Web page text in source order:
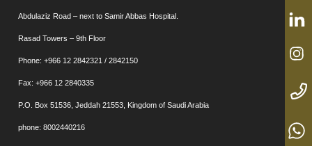
Abdulaziz Road – next to Samir Abbas Hospital.
Rasad Towers – 9th Floor
Phone: +966 12 2842321 / 2842150
Fax: +966 12 2840335
P.O. Box 51536, Jeddah 21553, Kingdom of Saudi Arabia
phone: 8002440216